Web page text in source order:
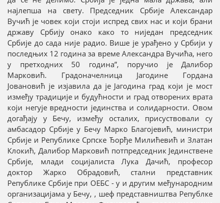
најлепша на свету. Председник Србије Александар
Вучић је човек који стоји испред свих нас и који брани
државу Србију онако како то ниједан председник
Србије до сада није радио. Више је урађено у Србији у
последњих 12 година за време Александра Вучића, него
у претходних 50 година”, поручио је Далибор
Марковић. Градоначелница Јагодине Гордана
Јовановић је изјавила да је Јагодина град који је мост
између традиције и будућности и град отворених врата
који негује вредности јединства и солидарности. Овом
догађају у Бечу, између осталих, присуствовали су
амбасадор Србије у Бечу Марко Благојевић, министри
Србије и Републике Српске Ђорђе Милићевић и Златан
Клокић, Далибор Марковић потпредседник Јединствене
Србије, млади социјалиста Лука Дачић, професор
доктор Жарко Обрадовић, стални представник
Републике Србије при ОЕБС - у и другим међународним
организацијама у Бечу, , шеф представништва Републке